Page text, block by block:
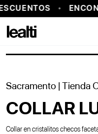
PROBADOR VIRTUAL
Sacramento | Tienda
COLLAR
Collar en cristalitos checos